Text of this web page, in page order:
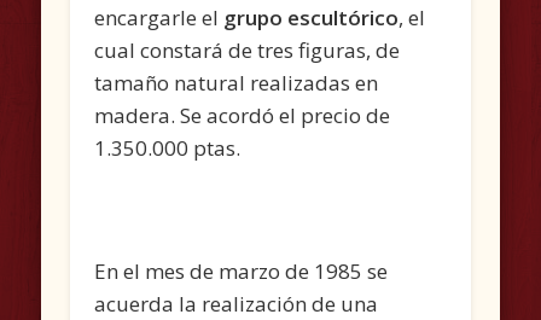
encargarle el grupo escultórico, el
cual constará de tres figuras, de
tamaño natural realizadas en
madera. Se acordó el precio de
1.350.000 ptas.
En el mes de marzo de 1985 se
acuerda la realización de una